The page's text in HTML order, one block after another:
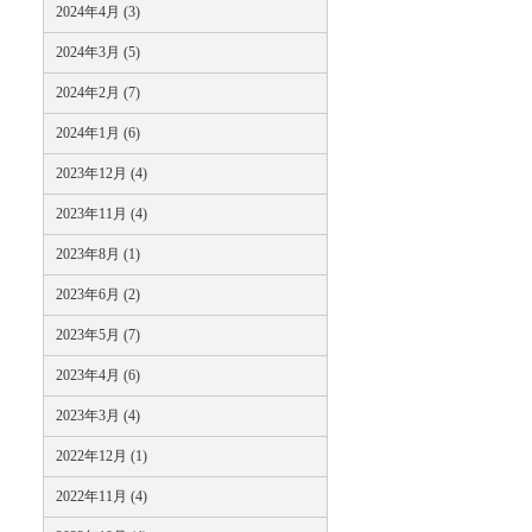
2024年4月 (3)
2024年3月 (5)
2024年2月 (7)
2024年1月 (6)
2023年12月 (4)
2023年11月 (4)
2023年8月 (1)
2023年6月 (2)
2023年5月 (7)
2023年4月 (6)
2023年3月 (4)
2022年12月 (1)
2022年11月 (4)